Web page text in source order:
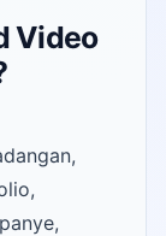
Video